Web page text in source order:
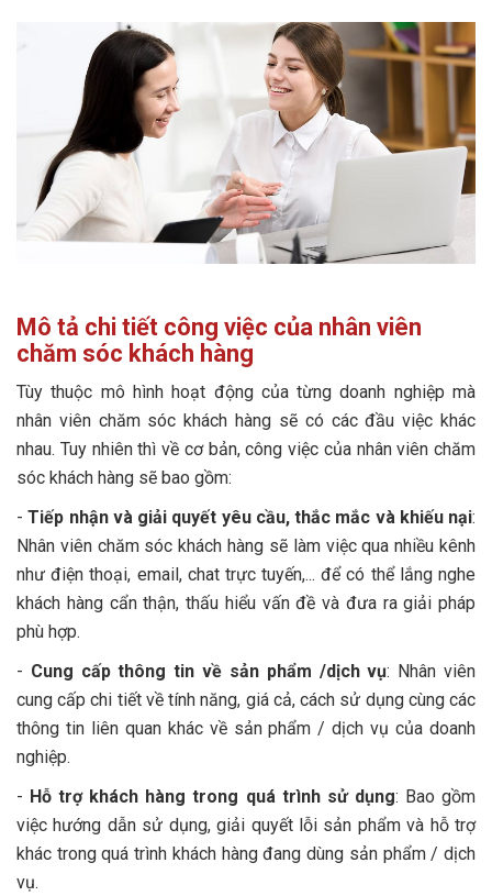
Mô tả chi tiết công việc của nhân viên
chăm sóc khách hàng
Tùy thuộc mô hình hoạt động của từng doanh nghiệp mà
nhân viên chăm sóc khách hàng sẽ có các đầu việc khác
nhau. Tuy nhiên thì về cơ bản, công việc của nhân viên chăm
sóc khách hàng sẽ bao gồm:
-Tiếp nhận và giải quyết yêu cầu, thắc mắc và khiếu nại:
Nhân viên chăm sóc khách hàng sẽ làm việc qua nhiều kênh
như điện thoại, email, chat trực tuyến,... để có thể lắng nghe
khách hàng cẩn thận, thấu hiểu vấn đề và đưa ra giải pháp
phù hợp.
- Cung cấp thông tin về sản phẩm /dịch vụ: Nhân viên
cung cấp chi tiết về tính năng, giá cả, cách sử dụng cùng các
thông tin liên quan khác về sản phẩm / dịch vụ của doanh
nghiệp.
- Hỗ trợ khách hàng trong quá trình sử dụng: Bao gồm
việc hướng dẫn sử dụng, giải quyết lỗi sản phẩm và hỗ trợ
khác trong quá trình khách hàng đang dùng sản phẩm / dịch
vụ.